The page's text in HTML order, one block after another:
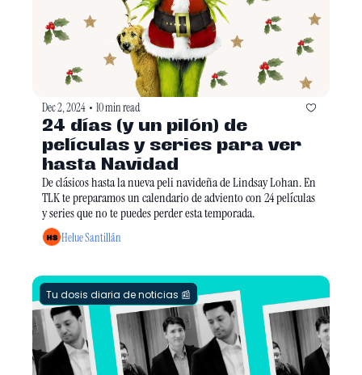
Dec 2, 2024 • 10 min read
24 días (y un pilón) de
películas y series para ver
hasta Navidad
De clásicos hasta la nueva peli navideña de Lindsay Lohan. En
TLK te preparamos un calendario de adviento con 24 películas
Helue Santillán
Tu dosis diaria de noticias 📰